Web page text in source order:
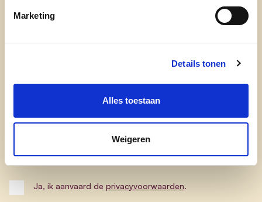
Marketing
Details tonen
Alles toestaan
Weigeren
Nieuwsbrief
Ja, ik aanvaard de privacyvoorwaarden.